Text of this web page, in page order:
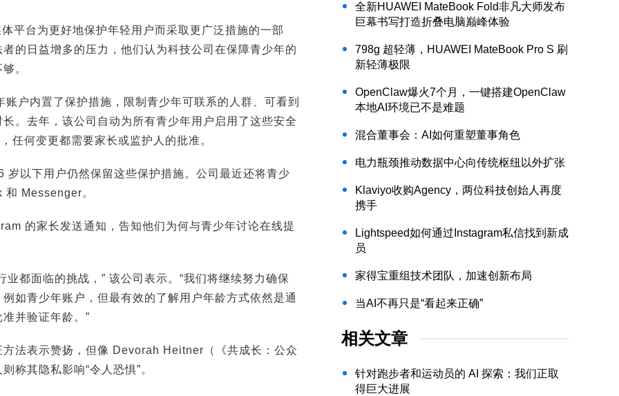
平台为更好地保护年轻用户而采取更广泛措施的一部
的日益增多的压力，他们认为科技公司在保障青少年的
。
户内置了保护措施，限制青少年可联系的人群、可看到
。去年，该公司自动为所有青少年用户启用了这些安全
任何变更都需要家长或监护人的批准。
岁以下用户仍然保留这些保护措施。公司最近还将青少
Messenger。
的家长发送通知，告知他们为何与青少年讨论在线提
业都面临的挑战，” 该公司表示。“我们将继续努力确保
如青少年账户，但最有效的了解用户年龄方式依然是通
并验证年龄。”
法表示赞扬，但像 Devorah Heitner（《共成长：公众
称其隐私影响“令人恐惧”。
全新HUAWEI MateBook Fold非凡大师发布
巨幕书写打造折叠电脑巅峰体验
798g 超轻薄，HUAWEI MateBook Pro S 刷
新轻薄极限
OpenClaw爆火7个月，一键搭建OpenClaw
本地AI环境已不是难题
混合董事会：AI如何重塑董事角色
电力瓶颈推动数据中心向传统枢纽以外扩张
Klaviyo收购Agency，两位科技创始人再度
携手
Lightspeed如何通过Instagram私信找到新成
员
家得宝重组技术团队，加速创新布局
当AI不再只是“看起来正确”
相关文章
针对跑步者和运动员的 AI 探索：我们正取
得巨大进展